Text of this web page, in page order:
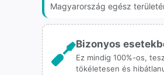
Magyarország egész
Bizonyos
Ez mindig 100%-os,
tökéletesen és